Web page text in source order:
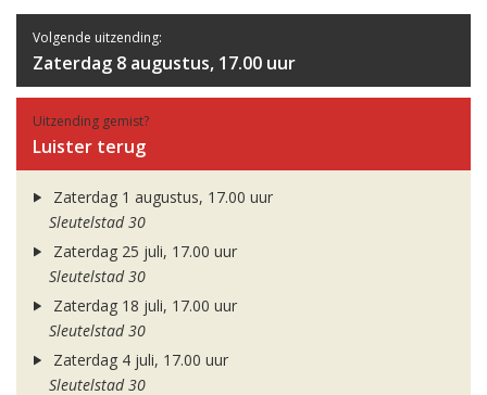
Volgende uitzending:
Zaterdag 8 augustus, 17.00 uur
Uitzending gemist?
Luister terug
Zaterdag 1 augustus, 17.00 uur
Sleutelstad 30
Zaterdag 25 juli, 17.00 uur
Sleutelstad 30
Zaterdag 18 juli, 17.00 uur
Sleutelstad 30
Zaterdag 4 juli, 17.00 uur
Sleutelstad 30